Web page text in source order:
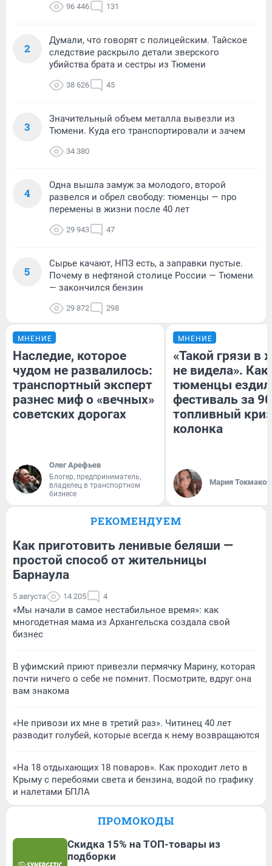
96 446 131
2
Думали, что говорят с полицейским. Тайское
следствие раскрыло детали зверского
убийства брата и сестры из Тюмени
38 626 45
3
Значительный объем металла вывезли из
Тюмени. Куда его транспортировали и зачем
34 380
4
Одна вышла замуж за молодого, второй
развелся и обрел свободу: тюменцы — про
перемены в жизни после 40 лет
29 943 47
5
Сырье качают, НПЗ есть, а заправки пустые.
Почему в нефтяной столице России — Тюмени
— закончился бензин
29 872 298
МНЕНИЕ
Наследие, которое
чудом не развалилось:
транспортный эксперт
разнес миф о «вечных»
советских дорогах
Олег Арефьев
Блогер, предприниматель,
владелец в транспортном
бизнесе
МНЕНИЕ
«Такой грязи в
не видела». Как
тюменцы
фестиваль за
топливный
колонка
Мария
РЕКОМЕНДУЕМ
Как приготовить ленивые беляши —
простой способ от жительницы
Барнаула
5 августа 14 205 4
«Мы начали в самое нестабильное время»: как
многодетная мама из Архангельска создала свой
бизнес
В уфимский приют привезли пермячку Марину, которая
почти ничего о себе не помнит. Посмотрите, вдруг она
вам знакома
«Не привози их мне в третий раз». Читинец 40 лет
разводит голубей, которые всегда к нему возвращаются
«На 18 отдыхающих 18 поваров». Как проходит лето в
Крыму с перебоями света и бензина, водой по графику
и налетами БПЛА
ПРОМОКОДЫ
Скидка 15% на ТОП-товары из
подборки